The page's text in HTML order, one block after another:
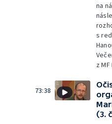
na
s
z MF
73:38
(3.